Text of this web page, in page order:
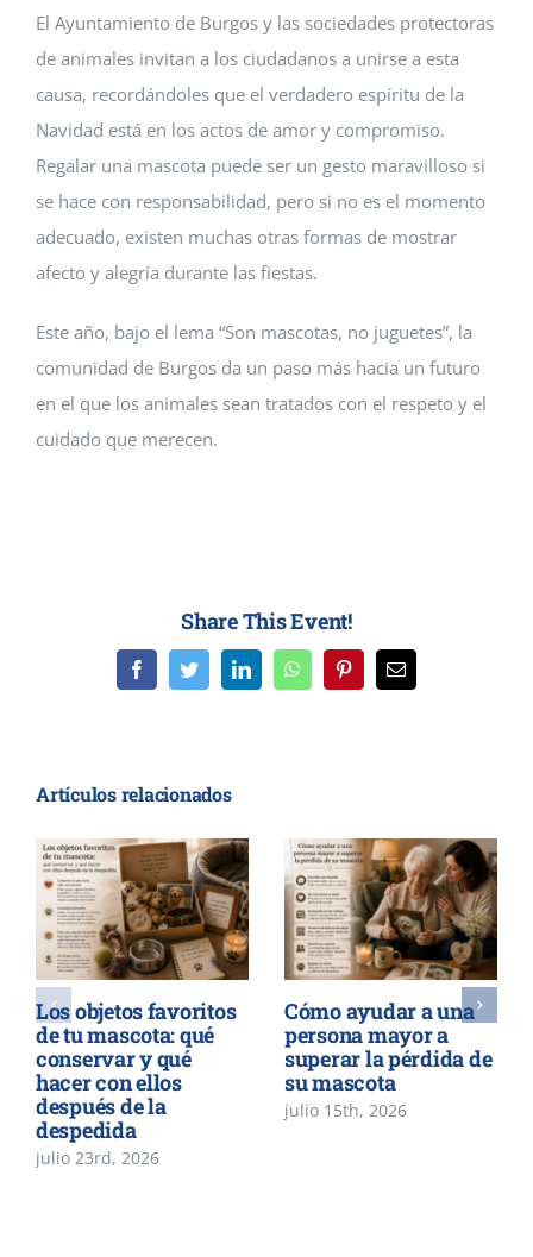
El Ayuntamiento de Burgos y las sociedades protectoras
de animales invitan a los ciudadanos a unirse a esta
causa, recordándoles que el verdadero espíritu de la
Navidad está en los actos de amor y compromiso.
Regalar una mascota puede ser un gesto maravilloso si
se hace con responsabilidad, pero si no es el momento
adecuado, existen muchas otras formas de mostrar
afecto y alegría durante las fiestas.
Este año, bajo el lema “Son mascotas, no juguetes”, la
comunidad de Burgos da un paso más hacia un futuro
en el que los animales sean tratados con el respeto y el
cuidado que merecen.
Share This Event!
FacebookTwitterLinkedInWhatsAppPinterestCorreo
Artículos relacionados
Los objetos favoritos
de tu mascota: qué
conservar y qué
hacer con ellos
después de la
despedida
julio 23rd, 2026
Cómo ayudar a una
persona mayor a
superar la pérdida de
su mascota
julio 15th, 2026